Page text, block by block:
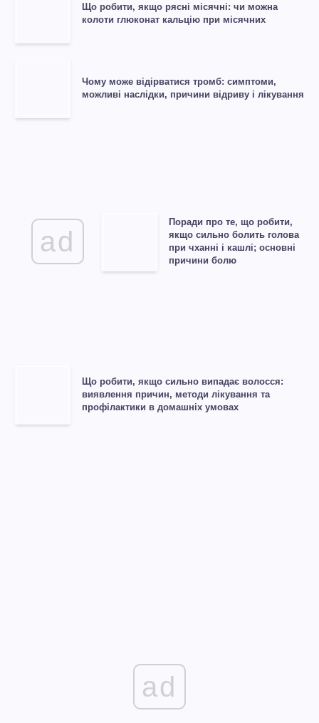
Що робити, якщо рясні місячні: чи можна
колоти глюконат кальцію при місячних
Чому може відірватися тромб: симптоми,
можливі наслідки, причини відриву і лікування
ad
Поради про те, що робити,
якщо сильно болить голова
при чханні і кашлі; основні
причини болю
Що робити, якщо сильно випадає волосся:
виявлення причин, методи лікування та
профілактики в домашніх умовах
ad